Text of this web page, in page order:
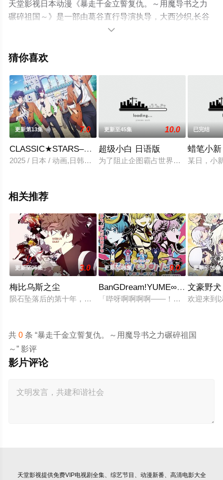
天堂影视日本动漫《暴走千金立誓复仇。～用魔导书之力
碾碎祖国～》是一部由葛谷直行导演执导，大西沙织,长谷
川育美,小仓唯,上原步美,芹泽优,石上静香,阿座上洋平,水中
看高清无删减完整版动漫全集就上天堂电影网，更多相关

猜你喜欢
更新第13集 7.0
CLASSIC★STARS–古典乐★之星
2025 / 日本 / 动画,日韩动漫
更新至45集 10.0
超级小白 日语版
为了阻止企图霸占世界的黑暗势力
已完结
蜡笔小
某日，小
相关推荐
更新至05集 3.0
梅比乌斯之尘
陨石坠落后的第十年，由于巨大结晶释放出的神秘粒子“梅比乌
更新至08集 9.0
BanGDream!YUME∞MITA
「哔呀啊啊啊啊——！！！」为了乐
更新至06集
文豪野
欢迎来到
共 0条 “暴走千金立誓复仇。～用魔导书之力碾碎祖国
～” 影评
影片评论
天堂影视提供免费VIP电视剧全集、综艺节目、动漫新番、高清电影大全